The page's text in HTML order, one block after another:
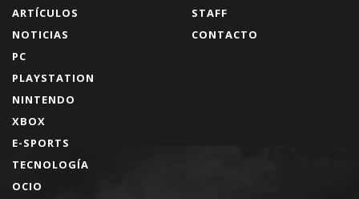
ARTÍCULOS
NOTICIAS
PC
PLAYSTATION
NINTENDO
XBOX
E-SPORTS
TECNOLOGÍA
OCIO
STAFF
CONTACTO